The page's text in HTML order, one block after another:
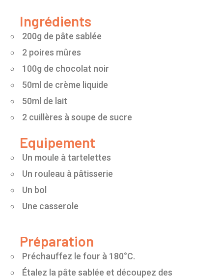
Ingrédients
200g de pâte sablée
2 poires mûres
100g de chocolat noir
50ml de crème liquide
50ml de lait
2 cuillères à soupe de sucre
Equipement
Un moule à tartelettes
Un rouleau à pâtisserie
Un bol
Une casserole
Préparation
Préchauffez le four à 180°C.
Étalez la pâte sablée et découpez des